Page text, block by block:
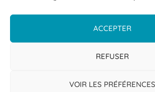
ACCEPTER
REFUSER
VOIR LES PRÉFÉRENCES